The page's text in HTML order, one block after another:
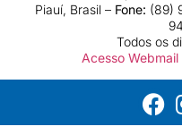
Piauí, Brasil – Fone: (89)
Todos os
Acesso Webmail